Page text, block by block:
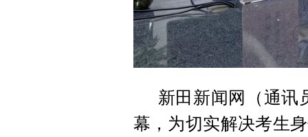
新田新闻网（通讯
幕，为切实解决考生